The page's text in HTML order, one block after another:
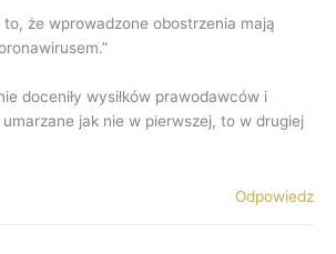
to, że wprowadzone obostrzenia mają
doceniły wysiłków prawodawców i
jak nie w pierwszej, to w drugiej
Odpowiedz